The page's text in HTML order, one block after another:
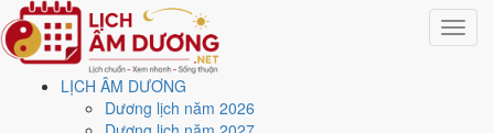
Toggle
LỊCH ÂM DƯƠNG
Dương lịch năm 2026
Trang chủ
Lịch năm 1975